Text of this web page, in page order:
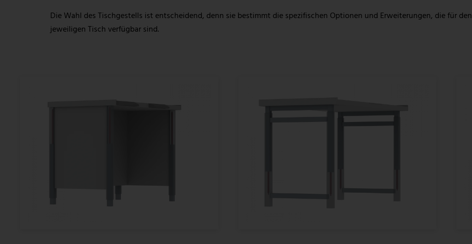
Die Wahl des Tischgestells ist entscheidend, denn sie bestimmt die spezifischen Optionen und Erweiterungen, die für den
jeweiligen Tisch verfügbar sind.